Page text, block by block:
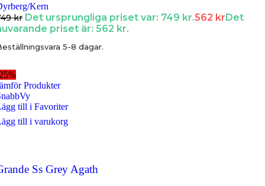
Kern
kr Det ursprungliga priset var: 749 kr.562 kr Det
priset är: 562 kr.
5-8 dagar.
Produkter
till i Favoriter
till i varukorg
Ss Grey Agath